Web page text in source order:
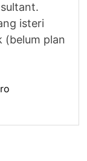
isteri
(belum plan